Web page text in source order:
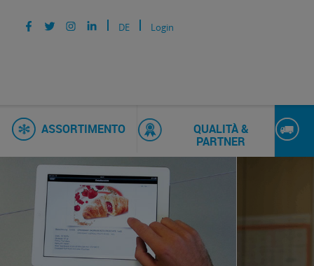
DE Login
ASSORTIMENTO
QUALITÀ &
PARTNER